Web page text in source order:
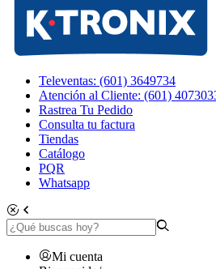
Televentas: (601) 3649734
Atención al Cliente: (601)
Rastrea Tu Pedido
Consulta tu factura
Tiendas
Catálogo
PQR
Whatsapp
Mi cuenta